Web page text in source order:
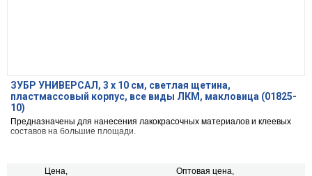
ЗУБР УНИВЕРСАЛ, 3 х 10 см, светлая щетина,
пластмассовый корпус, все виды ЛКМ, макловица (01825-
10)
Предназначены для нанесения лакокрасочных материалов и клеевых
составов на большие площади.
Цена, Оптовая цена,